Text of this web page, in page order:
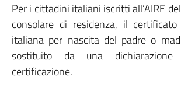
Per i cittadini italiani iscritti all’AIRE
consolare di residenza, il
italiana per nascita del padre o
sostituito da una
certificazione.